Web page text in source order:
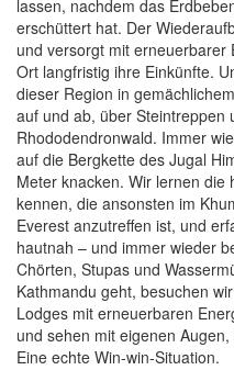
lassen, nachdem das
erschüttert hat. Der
und versorgt mit
Ort langfristig ihre Einkünfte.
dieser Region in
auf und ab, über Steintreppen
Rhododendronwald. Immer
auf die Bergkette des Jugal
Meter knacken. Wir lernen
kennen, die ansonsten im
Everest anzutreffen ist, und
hautnah – und immer wieder
Chörten, Stupas und
Kathmandu geht, besuchen
Lodges mit erneuerbaren
und sehen mit eigenen
Eine echte Win-win-Situation.